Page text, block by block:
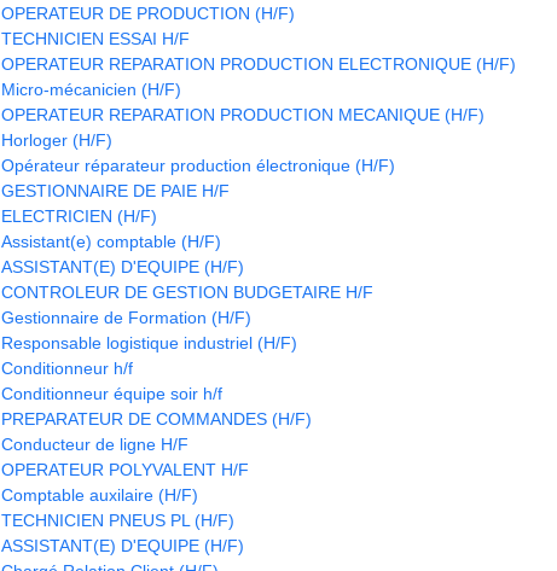
OPERATEUR DE PRODUCTION (H/F)
TECHNICIEN ESSAI H/F
OPERATEUR REPARATION PRODUCTION ELECTRONIQUE (H/F)
Micro-mécanicien (H/F)
OPERATEUR REPARATION PRODUCTION MECANIQUE (H/F)
Horloger (H/F)
Opérateur réparateur production électronique (H/F)
GESTIONNAIRE DE PAIE H/F
ELECTRICIEN (H/F)
Assistant(e) comptable (H/F)
ASSISTANT(E) D'EQUIPE (H/F)
CONTROLEUR DE GESTION BUDGETAIRE H/F
Gestionnaire de Formation (H/F)
Responsable logistique industriel (H/F)
Conditionneur h/f
Conditionneur équipe soir h/f
PREPARATEUR DE COMMANDES (H/F)
Conducteur de ligne H/F
OPERATEUR POLYVALENT H/F
Comptable auxilaire (H/F)
TECHNICIEN PNEUS PL (H/F)
ASSISTANT(E) D'EQUIPE (H/F)